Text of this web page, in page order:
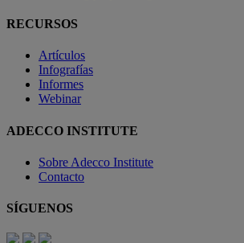
RECURSOS
Artículos
Infografías
Informes
Webinar
ADECCO INSTITUTE
Sobre Adecco Institute
Contacto
SÍGUENOS